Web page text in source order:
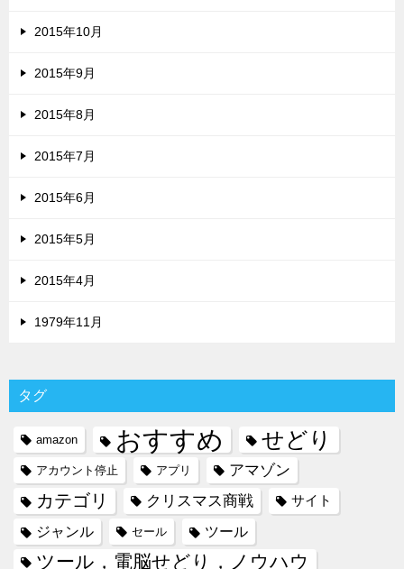
2015年10月
2015年9月
2015年8月
2015年7月
2015年6月
2015年5月
2015年4月
1979年11月
タグ
amazon おすすめ せどり
アカウント停止 アプリ アマゾン
カテゴリ クリスマス商戦 サイト
ジャンル セール ツール
ツール，電脳せどり，ノウハウ